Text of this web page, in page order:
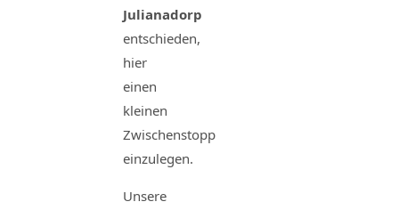
Julianadorp
entschieden,
hier
einen
kleinen
Zwischenstopp
einzulegen.
Unsere